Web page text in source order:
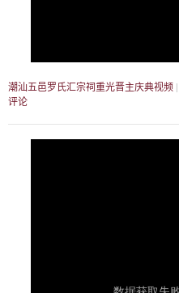
潮汕五邑罗氏汇宗祠重光晋主庆典视频
评论